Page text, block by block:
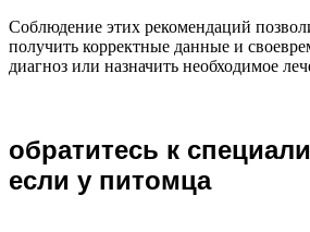
Соблюдение этих рекомендаций
получить корректные данные и
диагноз или назначить необходимое
обратитесь к
если у питомца